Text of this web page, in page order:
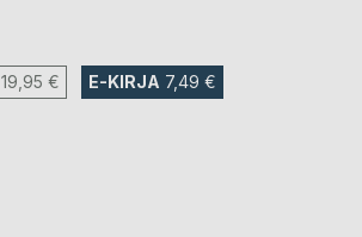
19,95 € E-KIRJA 7,49 €